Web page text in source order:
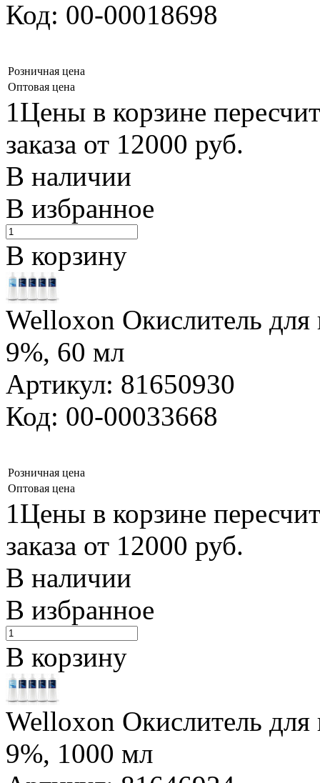
Код: 00-00018698
Розничная цена
Оптовая цена
1Цены в корзине
заказа от 12000 руб.
В наличии
В избранное
В корзину
Welloxon Окислитель для
9%, 60 мл
Артикул: 81650930
Код: 00-00033668
Розничная цена
Оптовая цена
1Цены в корзине
заказа от 12000 руб.
В наличии
В избранное
В корзину
Welloxon Окислитель для
9%, 1000 мл